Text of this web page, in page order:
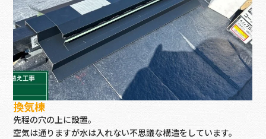
換気棟
先程の穴の上に設置。
空気は通りますが水は入れない不思議な構造をしています。